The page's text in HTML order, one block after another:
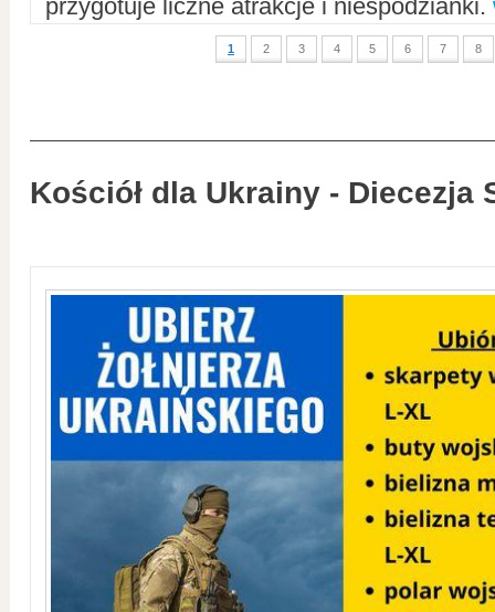
przygotuje liczne atrakcje i niespodzianki.
1 2 3 4 5 6 7 8
Kościół dla Ukrainy - Diecezja